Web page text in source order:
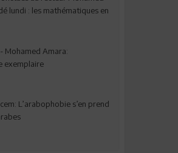
lundi : les mathématiques en
Mohamed Amara:
exemplaire
L’arabophobie s’en prend